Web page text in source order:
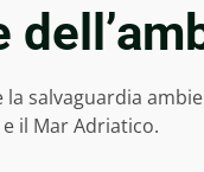
salvaguardia
il Mar Adriatico.